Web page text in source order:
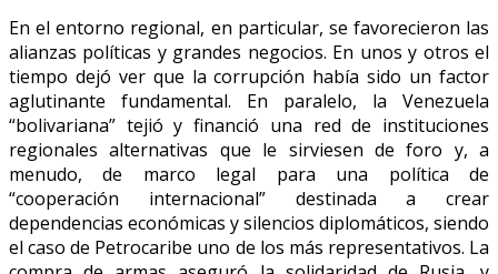
En el entorno regional, en particular, se favorecieron las
alianzas políticas y grandes negocios. En unos y otros el
tiempo dejó ver que la corrupción había sido un factor
aglutinante fundamental. En paralelo, la Venezuela
“bolivariana” tejió y financió una red de instituciones
regionales alternativas que le sirviesen de foro y, a
menudo, de marco legal para una política de
“cooperación internacional” destinada a crear
dependencias económicas y silencios diplomáticos, siendo
el caso de Petrocaribe uno de los más representativos. La